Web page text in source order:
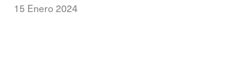
15 Enero 2024